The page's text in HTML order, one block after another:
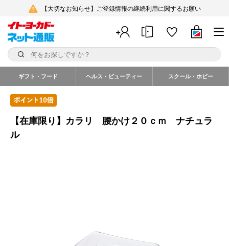
【大切なお知らせ】ご登録情報の継続利用に関するお願い
ギフト・フード ヘルス・ビューティー スクール・ホビー
【在庫限り】カラリ 腰かけ２０ｃｍ ナチュラ
ル